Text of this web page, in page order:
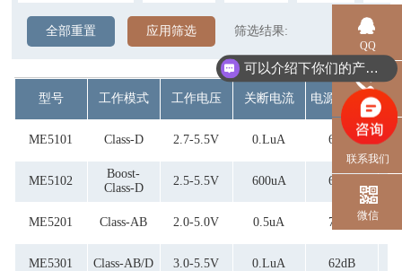
全部重置 应用筛选 筛选结果:
型号 工作模式 工作电压 关断电流 电源抑制比
总
ME5101 Class-D 2.7-5.5V 0.luA 62dB
ME5102
Boost-
Class-D
2.5-5.5V 600uA 62dB
ME5201 Class-AB 2.0-5.0V 0.5uA 70dB
ME5301 Class-AB/D 3.0-5.5V 0.luA 62dB
QQ
电话
联系我们
微信
可以介绍下你们的产品么？